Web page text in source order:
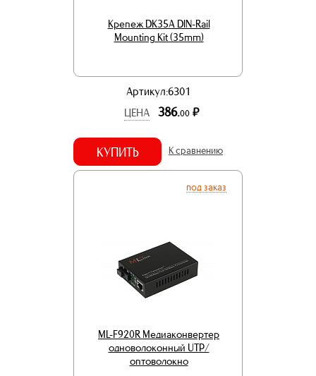
Крепеж DK35A DIN-Rail
Mounting Kit (35mm)
Артикул:6301
ЦЕНА
386.00 р.
КУПИТЬ К сравнению
под заказ
ML-F920R Медиаконвертер
одноволоконный UTP/
оптоволокно